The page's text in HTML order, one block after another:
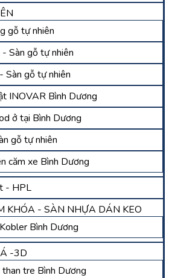
gỗ tự nhiên
- Sàn gỗ tự nhiên
Sàn gỗ tự nhiên
INOVAR Bình Dương
ở tại Bình Dương
gỗ tự nhiên
căm xe Bình Dương
- HPL
KHÓA - SÀN NHỰA DÁN KEO
Bình Dương
-3D
tre Bình Dương